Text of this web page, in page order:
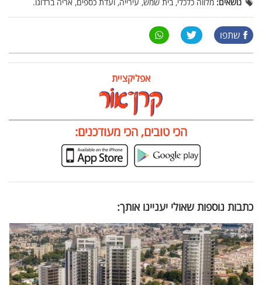
נושאים: מלווה כלכלי, בית שמש, עירייה, ועדת כספים, אריה ברדוגו.
שתפו
אפליקציית
הכי טובים, הכי מעודכנים:
כתבות נוספות שאולי יעניינו אותך: